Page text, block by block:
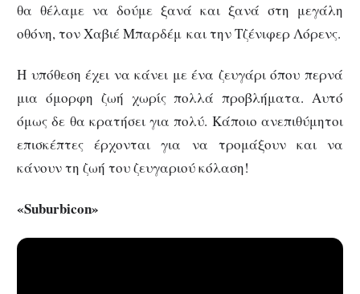
θα θέλαμε να δούμε ξανά και ξανά στη μεγάλη
οθόνη, τον Χαβιέ Μπαρδέμ και την Τζένιφερ Λόρενς.
Η υπόθεση έχει να κάνει με ένα ζευγάρι όπου περνά
μια όμορφη ζωή χωρίς πολλά προβλήματα. Αυτό
όμως δε θα κρατήσει για πολύ. Κάποιο ανεπιθύμητοι
επισκέπτες έρχονται για να τρομάξουν και να
κάνουν τη ζωή του ζευγαριού κόλαση!
«Suburbicon»